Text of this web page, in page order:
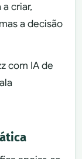
criar,
a decisão
com IA de